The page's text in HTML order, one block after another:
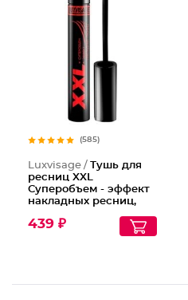
(585)
Luxvisage / Тушь для
ресниц XXL
Суперобъем - эффект
накладных ресниц,
439 ₽